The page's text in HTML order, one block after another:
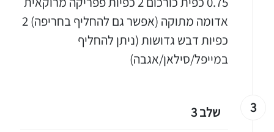
אדומה מתוקה (אפשר גם להחליף בחריפה) 2
כפיות דבש גדושות (ניתן להחליף
במייפל/סילאן/אגבה)
3 שלב 3